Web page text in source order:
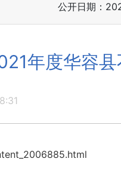
公开日期：
年度华容